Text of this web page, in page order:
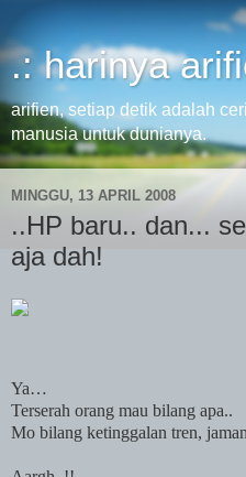
.: harinya
arifien, setiap detik adalah
manusia untuk dunianya.
MINGGU, 13 APRIL 2008
..HP baru.. dan...
aja dah!
Ya…
Terserah orang mau bilang apa..
Mo bilang ketinggalan tren,